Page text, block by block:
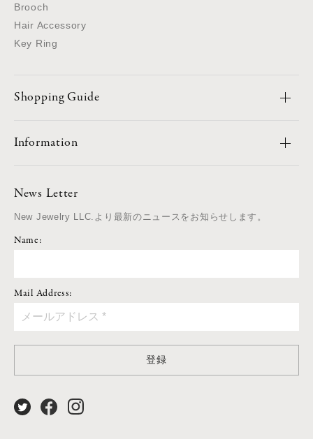
Brooch
Hair Accessory
Key Ring
Shopping Guide
Information
News Letter
New Jewelry LLC.より最新のニュースをお知らせします。
Name:
Mail Address:
登録